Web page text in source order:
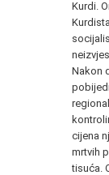
Kurdi.
Nakon
cijena
mrtvih
tisuća.